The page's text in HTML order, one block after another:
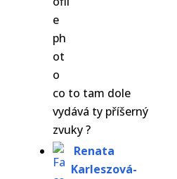
co to tam dole
vydává ty příšerný
zvuky ?
Renata
Karleszová-